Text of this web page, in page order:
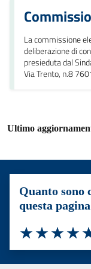
La commissione
deliberazione di
presieduta dal
Via Trento, n.8
Ultimo
Quanto sono
questa
Valuta 3
Valuta 2
Valuta 1 stelle su